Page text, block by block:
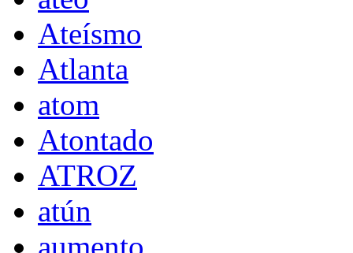
Ateísmo
Atlanta
atom
Atontado
ATROZ
atún